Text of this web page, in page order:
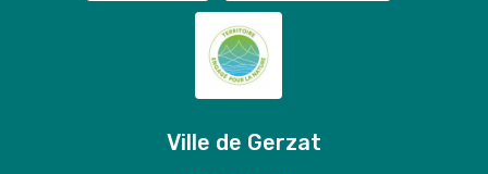
Ville de Gerzat